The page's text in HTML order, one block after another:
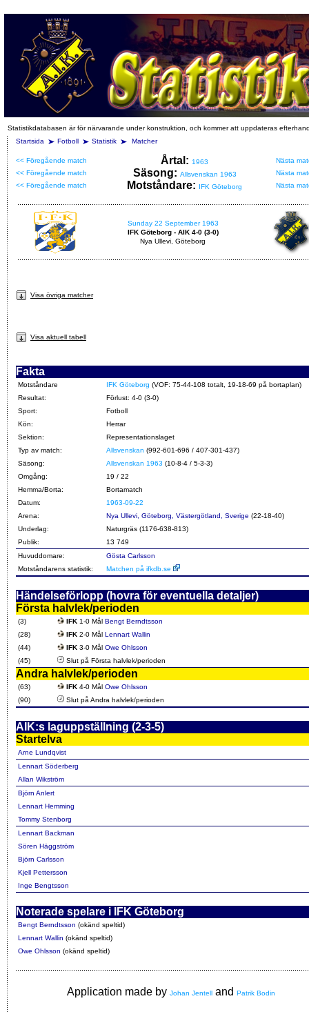
Statistikdatabasen är för närvarande under konstruktion, och kommer att uppdateras
Startsida
Fotboll Statistik Matcher
<< Föregående match Årtal: 1963
Nästa
<< Föregående match
Säsong: Allsvenskan 1963
Nästa
<< Föregående match
Motståndare: IFK Göteborg Nästa
Sunday 22 September 1963
IFK Göteborg - AIK 4-0 (3-0)
Nya Ullevi, Göteborg
Visa övriga matcher
Visa aktuell tabell
Fakta
Motståndare IFK Göteborg (VOF: 75-44-108 totalt, 19-18-69 på bortaplan)
Resultat:
Förlust: 4-0 (3-0)
Sport:
Fotboll
Kön:
Herrar
Sektion:
Representationslaget
Typ av match:
Allsvenskan (992-601-696 / 407-301-437)
Säsong:
Allsvenskan 1963 (10-8-4 / 5-3-3)
Omgång:
19 / 22
Hemma/Borta:
Bortamatch
Datum:
1963-09-22
Arena:
Nya Ullevi, Göteborg, Västergötland, Sverige (22-18-40)
Underlag:
Naturgräs (1176-638-813)
Publik:
13 749
Huvuddomare:
Gösta Carlsson
Motståndarens statistik:
Matchen på ifkdb.se
Händelseförlopp (hovra för eventuella detaljer)
Första halvlek/perioden
(3) IFK 1-0 Mål Bengt Berndtsson
(28)
IFK 2-0 Mål Lennart Wallin
(44)
IFK 3-0 Mål Owe Ohlsson
(45)
Slut på Första halvlek/perioden
Andra halvlek/perioden
(63) IFK 4-0 Mål Owe Ohlsson
(90)
Slut på Andra halvlek/perioden
AIK:s laguppställning (2-3-5)
Startelva
Arne Lundqvist
Lennart Söderberg
Allan Wikström
Björn Anlert
Lennart Hemming
Tommy Stenborg
Lennart Backman
Sören Häggström
Björn Carlsson
Kjell Pettersson
Inge Bengtsson
Noterade spelare i IFK Göteborg
Bengt Berndtsson (okänd speltid)
Lennart Wallin (okänd speltid)
Owe Ohlsson (okänd speltid)
Application made by Johan Jentell and Patrik Bodin